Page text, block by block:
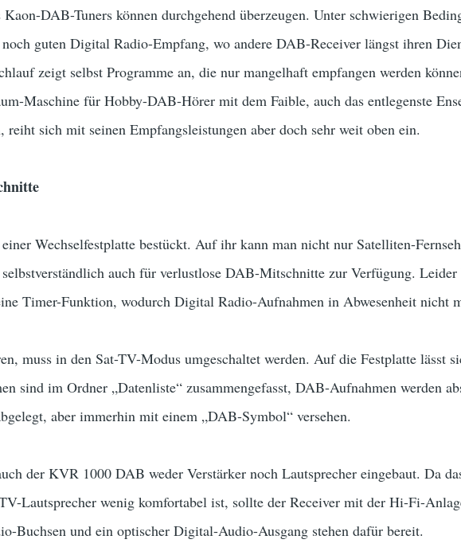
DAB-Tuners können durchgehend überzeugen. Unter schwierigen
guten Digital Radio-Empfang, wo andere DAB-Receiver längst ihren
zeigt selbst Programme an, die nur mangelhaft empfangen werden
Maschine für Hobby-DAB-Hörer mit dem Faible, auch das entlegenste
reiht sich mit seinen Empfangsleistungen aber doch sehr weit oben ein.
Wechselfestplatte bestückt. Auf ihr kann man nicht nur Satelliten-
auch für verlustlose DAB-Mitschnitte zur Verfügung.
Timer-Funktion, wodurch Digital Radio-Aufnahmen in Abwesenheit nicht
muss in den Sat-TV-Modus umgeschaltet werden. Auf die Festplatte lässt
sind im Ordner „Datenliste“ zusammengefasst, DAB-Aufnahmen werden
aber immerhin mit einem „DAB-Symbol“ versehen.
der KVR 1000 DAB weder Verstärker noch Lautsprecher eingebaut. Da
Lautsprecher wenig komfortabel ist, sollte der Receiver mit der Hi-Fi-
Buchsen und ein optischer Digital-Audio-Ausgang stehen dafür bereit.